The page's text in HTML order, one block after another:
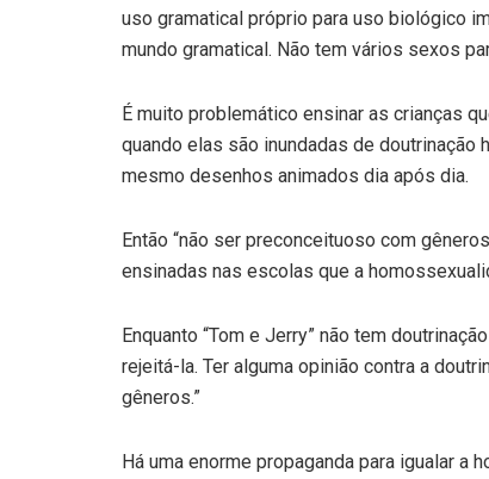
uso gramatical próprio para uso biológico
mundo gramatical. Não tem vários sexos
É muito problemático ensinar as crianças
quando elas são inundadas de
mesmo desenhos animados dia após dia.
Então “não ser preconceituoso com
ensinadas nas escolas que a
Enquanto “Tom e Jerry” não tem
rejeitá-la. Ter alguma opinião contra a
gêneros.”
Há uma enorme propaganda para igualar